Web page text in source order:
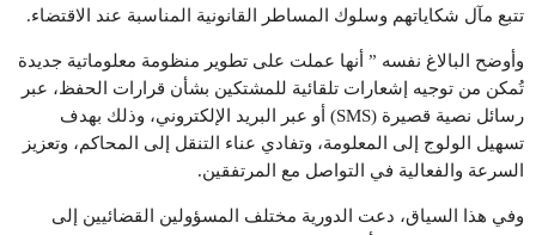
تتبع مآل شكاياتهم وسلوك المساطر القانونية المناسبة عند الاقتضاء.
وأوضح البالاغ نفسه ” أنها عملت على تطوير منظومة معلوماتية جديدة
تُمكن من توجيه إشعارات تلقائية للمشتكين بشأن قرارات الحفظ، عبر
رسائل نصية قصيرة (SMS) أو عبر البريد الإلكتروني، وذلك بهدف
تسهيل الولوج إلى المعلومة، وتفادي عناء التنقل إلى المحاكم، وتعزيز
السرعة والفعالية في التواصل مع المرتفقين.
وفي هذا السياق، دعت الدورية مختلف المسؤولين القضائيين إلى